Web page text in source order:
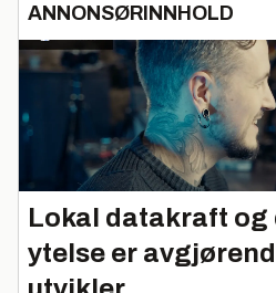
ANNONSØRINNHOLD
Lokal datakraft
ytelse er